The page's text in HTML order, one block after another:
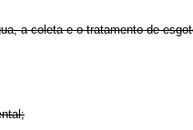
a coleta e o tratamento de